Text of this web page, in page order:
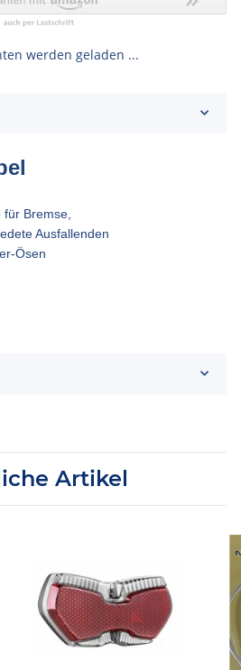
werden geladen ...
für Bremse,
Artikel